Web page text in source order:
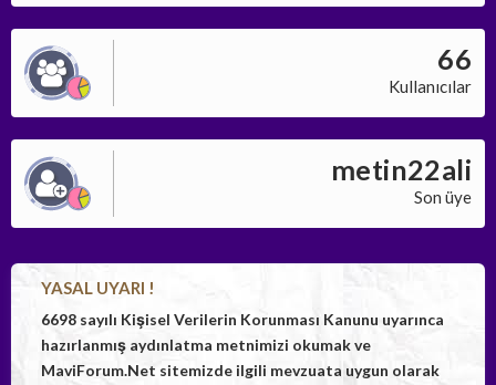
66
Kullanıcılar
metin22ali
Son üye
YASAL UYARI !
6698 sayılı Kişisel Verilerin Korunması Kanunu uyarınca
hazırlanmış aydınlatma metnimizi okumak ve
MaviForum.Net sitemizde ilgili mevzuata uygun olarak